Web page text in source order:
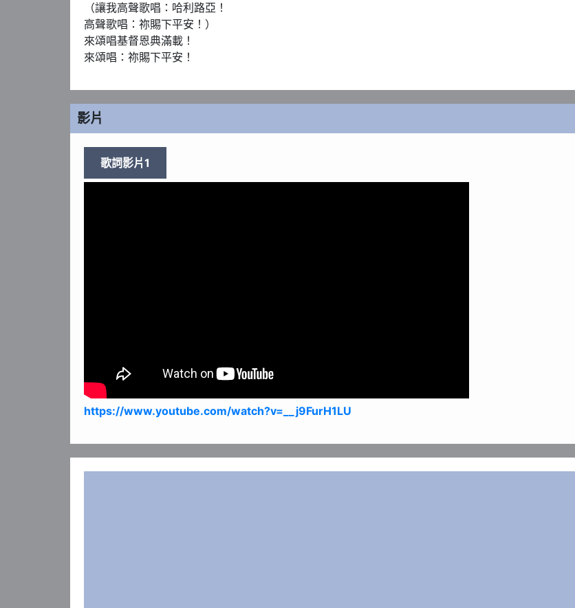
（讓我高聲歌唱：哈利路亞！
高聲歌唱：祢賜下平安！）
來頌唱基督恩典滿載！
來頌唱：祢賜下平安！
影片
歌詞影片1
https://www.youtube.com/watch?v=__j9FurH1LU